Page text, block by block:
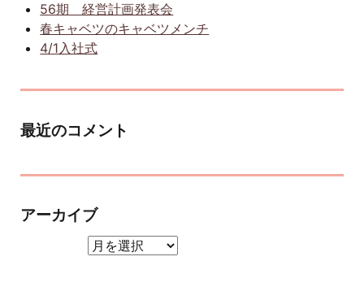
56期 経営計画発表会
春キャベツのキャベツメンチ
4/1入社式
最近のコメント
アーカイブ